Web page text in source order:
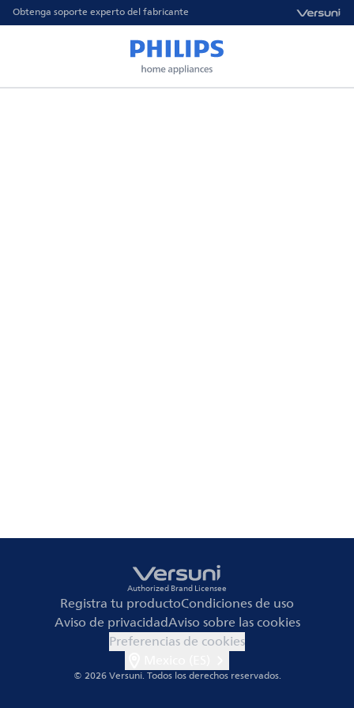
Obtenga soporte experto del fabricante
Authorized Brand Licensee
Registra tu productoCondiciones de uso
Aviso de privacidadAviso sobre las cookies
Preferencias de cookies
© 2026 Versuni.Todos los derechos reservados.